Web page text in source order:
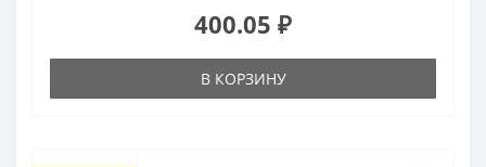
400.05 ₽
В КОРЗИНУ